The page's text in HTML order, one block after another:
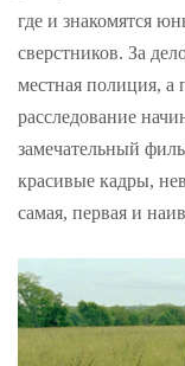
где и знакомятся
сверстников. За
местная полиция, а
расследование
замечательный
красивые кадры,
самая, первая и